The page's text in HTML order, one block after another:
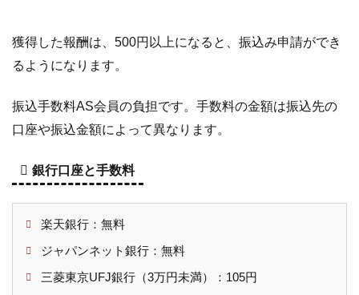
獲得した報酬は、500円以上になると、振込み申請ができ
るようになります。
振込手数料AS会員の負担です。手数料の金額は振込先の
口座や振込金額によって異なります。
銀行口座と手数料
楽天銀行：無料
ジャパンネット銀行：無料
三菱東京UFJ銀行（3万円未満）：105円